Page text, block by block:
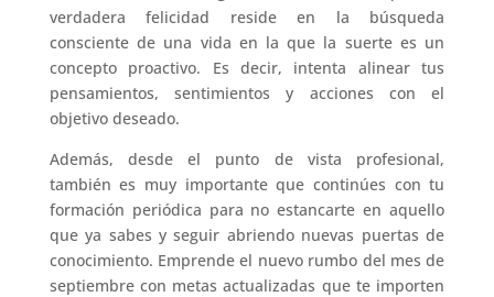
verdadera felicidad reside en la búsqueda
consciente de una vida en la que la suerte es un
concepto proactivo. Es decir, intenta alinear tus
pensamientos, sentimientos y acciones con el
objetivo deseado.
Además, desde el punto de vista profesional,
también es muy importante que continúes con tu
formación periódica para no estancarte en aquello
que ya sabes y seguir abriendo nuevas puertas de
conocimiento. Emprende el nuevo rumbo del mes de
septiembre con metas actualizadas que te importen